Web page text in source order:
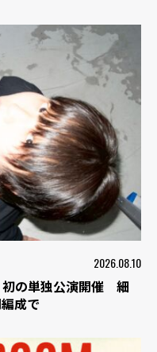
2026.08.10
初の単独公演開催 細
成で